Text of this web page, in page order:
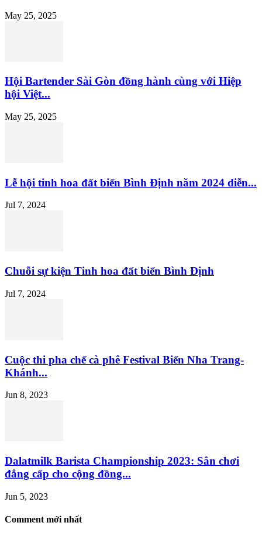
May 25, 2025
Hội Bartender Sài Gòn đồng hành cùng với Hiệp
hội Việt...
May 25, 2025
Lễ hội tinh hoa đất biển Bình Định năm 2024 diễn...
Jul 7, 2024
Chuỗi sự kiện Tinh hoa đất biển Bình Định
Jul 7, 2024
Cuộc thi pha chế cà phê Festival Biển Nha Trang-
Khánh...
Jun 8, 2023
Dalatmilk Barista Championship 2023: Sân chơi
đẳng cấp cho cộng đồng...
Jun 5, 2023
Comment mới nhất